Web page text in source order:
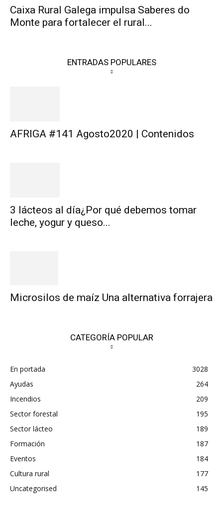
Caixa Rural Galega impulsa Saberes do
Monte para fortalecer el rural...
ENTRADAS POPULARES
AFRIGA #141 Agosto2020 | Contenidos
3 lácteos al día¿Por qué debemos tomar
leche, yogur y queso...
Microsilos de maíz Una alternativa forrajera
CATEGORÍA POPULAR
En portada
3028
Ayudas
264
Incendios
209
Sector forestal
195
Sector lácteo
189
Formación
187
Eventos
184
Cultura rural
177
Uncategorised
145